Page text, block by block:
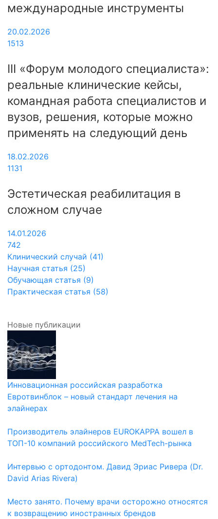
международные инструменты
20.02.2026
1513
III «Форум молодого специалиста»:
реальные клинические кейсы,
командная работа специалистов и
вузов, решения, которые можно
применять на следующий день
18.02.2026
1131
Эстетическая реабилитация в
сложном случае
14.01.2026
742
Клинический случай (41)
Научная статья (25)
Обучающая статья (9)
Практическая статья (58)
Новые публикации
Инновационная российская разработка
Евротвинблок – новый стандарт лечения на
элайнерах
Производитель элайнеров EUROKAPPA вошел в
ТОП-10 компаний российского MedTech-рынка
Интервью с ортодонтом. Давид Эриас Ривера (Dr.
David Arias Rivera)
Место занято. Почему врачи осторожно относятся
к возвращению иностранных брендов